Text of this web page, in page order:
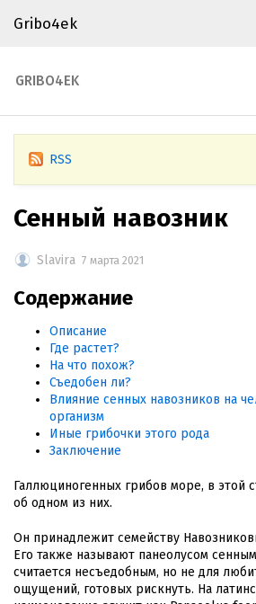
Gribo4ek
GRIBO4EK
RSS
Сенный навозник
Slavira 7 марта 2021
Содержание
Описание
Где растет?
На что похож?
Съедобен ли?
Влияние сенных навозников на
организм
Иные грибочки этого рода
Заключение
Галлюциногенных грибов море, в этой
об одном из них.
Он принадлежит семейству
Его также называют панеолусом
считается несъедобным, но не для
ощущений, готовых рискнуть. На